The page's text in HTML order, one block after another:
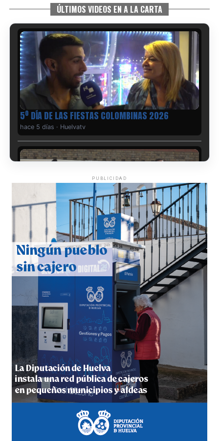
ÚLTIMOS VIDEOS EN A LA CARTA
5º DÍA DE LAS FIESTAS COLOMBINAS 2026
hace 5 días · Huelvatv
CUARTA CORRIDA DE LAS FIESTAS COLOMBINAS
2026
hace 5 días·Huelvatv
4º DÍA DE LAS FIESTAS COLOMBINAS 2026
hace 6 días·Huelvatv
PUBLICIDAD